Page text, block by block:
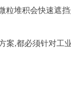
粒堆积会快速遮
,都必须针对工